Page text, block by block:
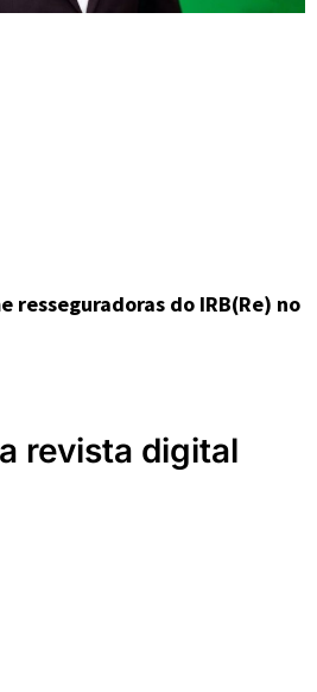
resseguradoras do IRB(Re) no
revista digital